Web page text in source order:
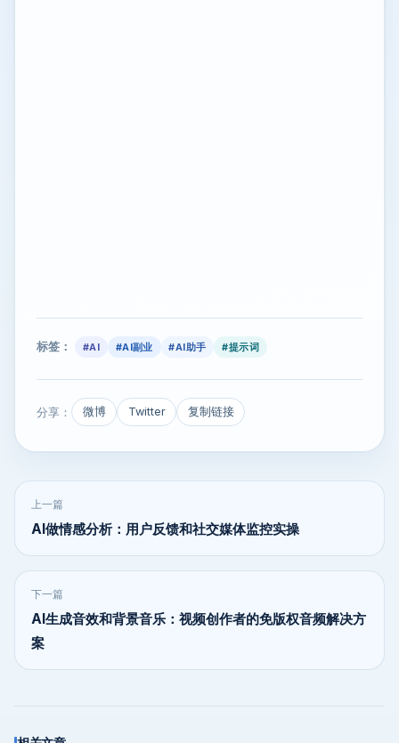
标签： #AI #AI副业 #AI助手 #提示词
分享： 微博 Twitter 复制链接
上一篇
AI做情感分析：用户反馈和社交媒体监控实操
下一篇
AI生成音效和背景音乐：视频创作者的免版权音频解决方
案